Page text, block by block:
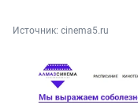
Источник: cinema5.ru